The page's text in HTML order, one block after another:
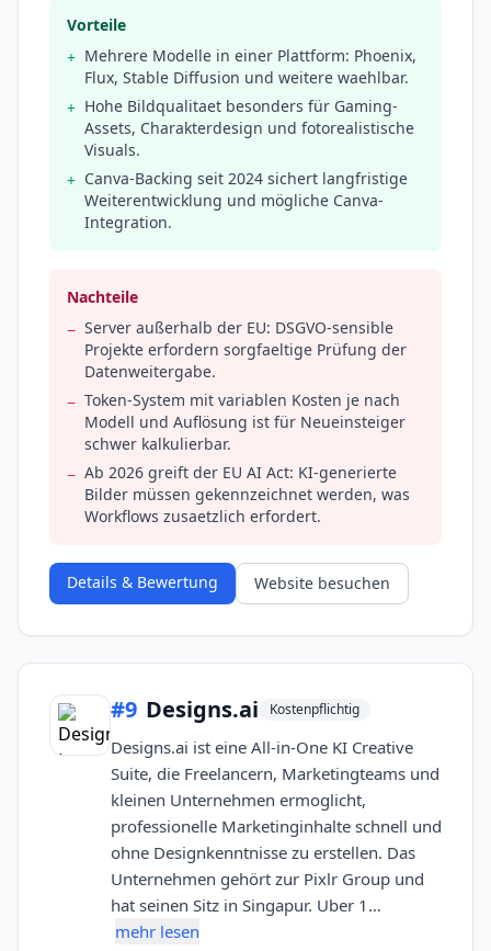
Vorteile
+ Mehrere Modelle in einer Plattform: Phoenix,
Flux, Stable Diffusion und weitere waehlbar.
+ Hohe Bildqualitaet besonders für Gaming-
Assets, Charakterdesign und fotorealistische
Visuals.
+ Canva-Backing seit 2024 sichert langfristige
Weiterentwicklung und mögliche Canva-
Integration.
Nachteile
− Server außerhalb der EU: DSGVO-sensible
Projekte erfordern sorgfaeltige Prüfung der
Datenweitergabe.
− Token-System mit variablen Kosten je nach
Modell und Auflösung ist für Neueinsteiger
schwer kalkulierbar.
− Ab 2026 greift der EU AI Act: KI-generierte
Bilder müssen gekennzeichnet werden, was
Workflows zusaetzlich erfordert.
Details & Bewertung Website besuchen
#9 Designs.ai Kostenpflichtig
Designs.ai ist eine All-in-One KI Creative
Suite, die Freelancern, Marketingteams und
kleinen Unternehmen ermoglicht,
professionelle Marketinginhalte schnell und
ohne Designkenntnisse zu erstellen. Das
Unternehmen gehört zur Pixlr Group und
hat seinen Sitz in Singapur. Uber 1…
mehr lesen